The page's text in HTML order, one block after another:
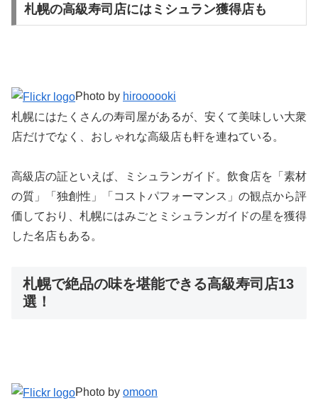
札幌の高級寿司店にはミシュラン獲得店も
Photo by hiroooooki
札幌にはたくさんの寿司屋があるが、安くて美味しい大衆
店だけでなく、おしゃれな高級店も軒を連ねている。
高級店の証といえば、ミシュランガイド。飲食店を「素材
の質」「独創性」「コストパフォーマンス」の観点から評
価しており、札幌にはみごとミシュランガイドの星を獲得
した名店もある。
札幌で絶品の味を堪能できる高級寿司店13
選！
Photo by omoon